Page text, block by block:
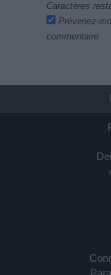
Caractères
Prévenez-
commentaire